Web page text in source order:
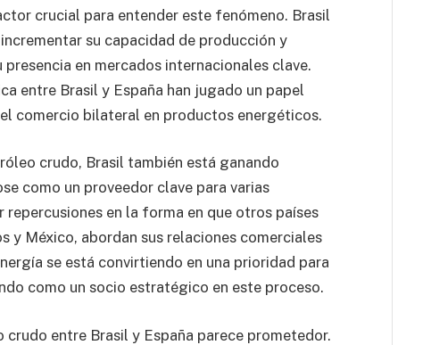
crucial para entender este fenómeno. Brasil
su capacidad de producción y
en mercados internacionales clave.
entre Brasil y España han jugado un papel
comercio bilateral en productos energéticos.
crudo, Brasil también está ganando
como un proveedor clave para varias
en la forma en que otros países
México, abordan sus relaciones comerciales
se está convirtiendo en una prioridad para
como un socio estratégico en este proceso.
entre Brasil y España parece prometedor.